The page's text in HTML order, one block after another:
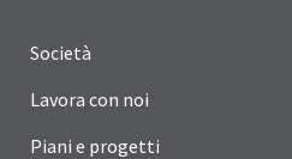
Società
Lavora con noi
Piani e progetti